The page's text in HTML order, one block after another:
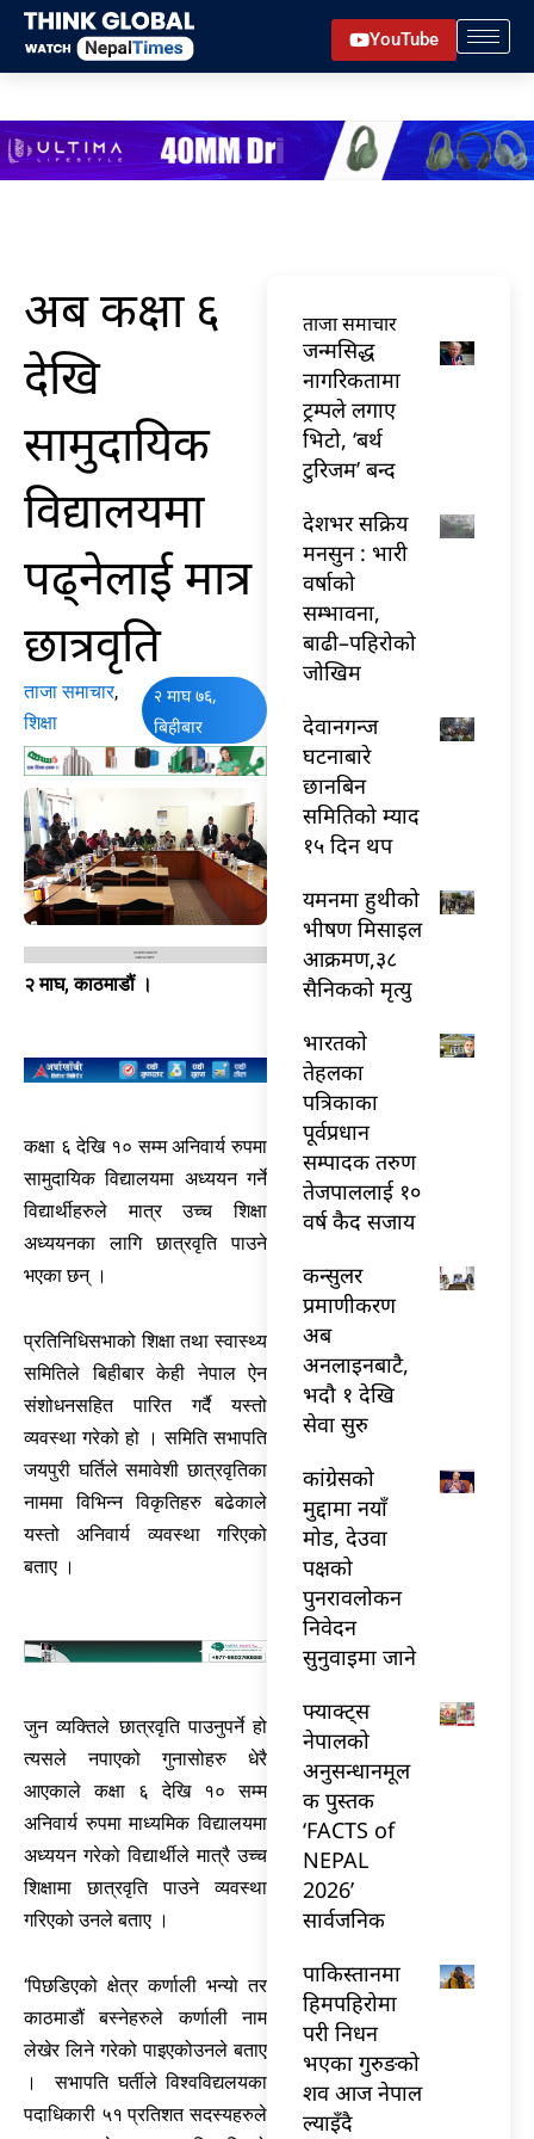
Skip
content
YouTube
अब कक्षा ६
देखि
सामुदायिक
विद्यालयमा
पढ्नेलाई मात्र
छात्रवृति
ताजा समाचार,
शिक्षा
२ माघ ७६,
बिहीबार
२ माघ, काठमाडौं ।
कक्षा ६ देखि १० सम्म अनिवार्य रुपमा
सामुदायिक विद्यालयमा अध्ययन गर्ने
विद्यार्थीहरुले मात्र उच्च शिक्षा
अध्ययनका लागि छात्रवृति पाउने
भएका छन् ।
प्रतिनिधिसभाको शिक्षा तथा स्वास्थ्य
समितिले बिहीबार केही नेपाल ऐन
संशोधनसहित पारित गर्दै यस्तो
व्यवस्था गरेको हो । समिति सभापति
जयपुरी घर्तिले समावेशी छात्रवृतिका
नाममा विभिन्न विकृतिहरु बढेकाले
यस्तो अनिवार्य व्यवस्था गरिएको
बताए ।
जुन व्यक्तिले छात्रवृति पाउनुपर्ने हो
त्यसले नपाएको गुनासोहरु धेरै
आएकाले कक्षा ६ देखि १० सम्म
अनिवार्य रुपमा माध्यमिक विद्यालयमा
अध्ययन गरेको विद्यार्थीले मात्रै उच्च
शिक्षामा छात्रवृति पाउने व्यवस्था
गरिएको उनले बताए ।
‘पिछडिएको क्षेत्र कर्णाली भन्यो तर
काठमाडौं बस्नेहरुले कर्णाली नाम
लेखेर लिने गरेको पाइएकोउनले बताए
। सभापति घर्तीले विश्वविद्यलयका
पदाधिकारी ५१ प्रतिशत सदस्यहरुले
ताजा समाचार
जन्मसिद्ध
नागरिकतामा
ट्रम्पले लगाए
भिटो, ‘बर्थ
टुरिजम’ बन्द
देशभर सक्रिय
मनसुन : भारी
वर्षाको
सम्भावना,
बाढी–पहिरोको
जोखिम
देवानगन्ज
घटनाबारे
छानबिन
समितिको म्याद
१५ दिन थप
यमनमा हुथीको
भीषण मिसाइल
आक्रमण,३८
सैनिकको मृत्यु
भारतकाे
तेहलका
पत्रिकाका
पूर्वप्रधान
सम्पादक तरुण
तेजपाललाई १०
वर्ष कैद सजाय
कन्सुलर
प्रमाणीकरण
अब
अनलाइनबाटै,
भदौ १ देखि
सेवा सुरु
कांग्रेसको
मुद्दामा नयाँ
मोड, देउवा
पक्षको
पुनरावलोकन
निवेदन
सुनुवाइमा जाने
फ्याक्ट्स
नेपालको
अनुसन्धानमूल
क पुस्तक
‘FACTS of
NEPAL
2026’
सार्वजनिक
पाकिस्तानमा
हिमपहिरोमा
परी निधन
भएका गुरुङको
शव आज नेपाल
ल्याइँदै